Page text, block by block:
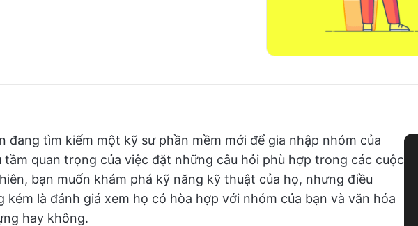
đang tìm kiếm một kỹ sư phần mềm mới để gia nhập nhóm của
tầm quan trọng của việc đặt những câu hỏi phù hợp trong các cuộc
bạn muốn khám phá kỹ năng kỹ thuật của họ, nhưng điều
kém là đánh giá xem họ có hòa hợp với nhóm của bạn và văn hóa
hay không.